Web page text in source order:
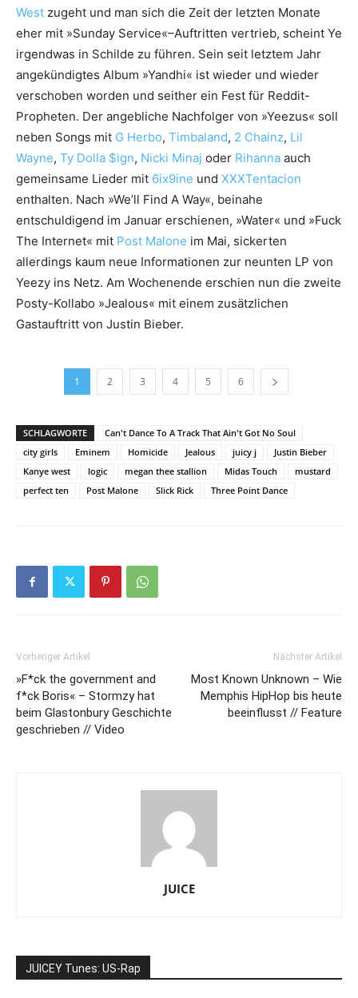
West zugeht und man sich die Zeit der letzten Monate
eher mit »Sunday Service«–Auftritten vertrieb, scheint Ye
irgendwas in Schilde zu führen. Sein seit letztem Jahr
angekündigtes Album »Yandhi« ist wieder und wieder
verschoben worden und seither ein Fest für Reddit-
Propheten. Der angebliche Nachfolger von »Yeezus« soll
neben Songs mit G Herbo, Timbaland, 2 Chainz, Lil
Wayne, Ty Dolla $ign, Nicki Minaj oder Rihanna auch
gemeinsame Lieder mit 6ix9ine und XXXTentacion
enthalten. Nach »We’ll Find A Way«, beinahe
entschuldigend im Januar erschienen, »Water« und »Fuck
The Internet« mit Post Malone im Mai, sickerten
allerdings kaum neue Informationen zur neunten LP von
Yeezy ins Netz. Am Wochenende erschien nun die zweite
Posty-Kollabo »Jealous« mit einem zusätzlichen
Gastauftritt von Justin Bieber.
1 2 3 4 5 6
SCHLAGWORTE
Can't Dance To A Track That Ain't Got No Soul
city girls
Eminem Homicide Jealous juicy j
Justin Bieber
Kanye west
logic megan thee stallion Midas Touch
mustard
perfect ten
Post Malone Slick Rick Three Point Dance
Vorheriger Artikel
»F*ck the government and
f*ck Boris« – Stormzy hat
beim Glastonbury Geschichte
geschrieben // Video
Nächster Artikel
Most Known Unknown – Wie
Memphis HipHop bis heute
beeinflusst // Feature
JUICE
JUICEY Tunes: US-Rap